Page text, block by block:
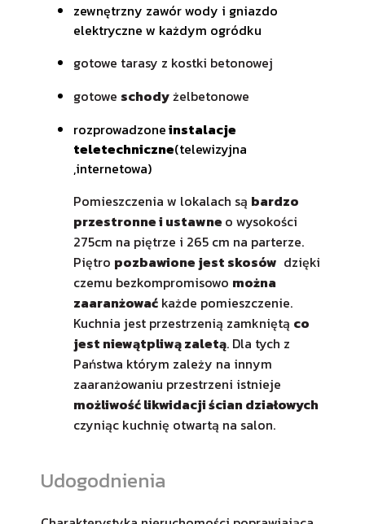
zewnętrzny zawór wody i gniazdo
elektryczne w każdym ogródku
gotowe tarasy z kostki betonowej
gotowe schodyżelbetonowe
rozprowadzoneinstalacje
teletechniczne(telewizyjna
,internetowa)
Pomieszczenia w lokalach są bardzo
przestronne i ustawne o wysokości
275cm na piętrze i 265 cm na parterze.
Piętro pozbawione jest skosów dzięki
czemu bezkompromisowo można
zaaranżować każde pomieszczenie.
Kuchnia jest przestrzenią zamkniętą co
jest niewątpliwą zaletą. Dla tych z
Państwa którym zależy na innym
zaaranżowaniu przestrzeni istnieje
możliwość likwidacji ścian działowych
czyniąc kuchnię otwartą na salon.
Udogodnienia